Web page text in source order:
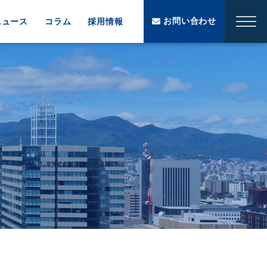
ース コラム 採用情報 お問い合わせ